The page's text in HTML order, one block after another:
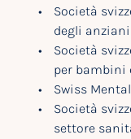
Società
degli anziani
Società
per bambini
Swiss
Società
settore